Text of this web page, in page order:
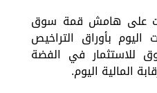
على هامش قمة سوق
بأوراق التراخيص
للاستثمار في الفضة
المالية اليوم.